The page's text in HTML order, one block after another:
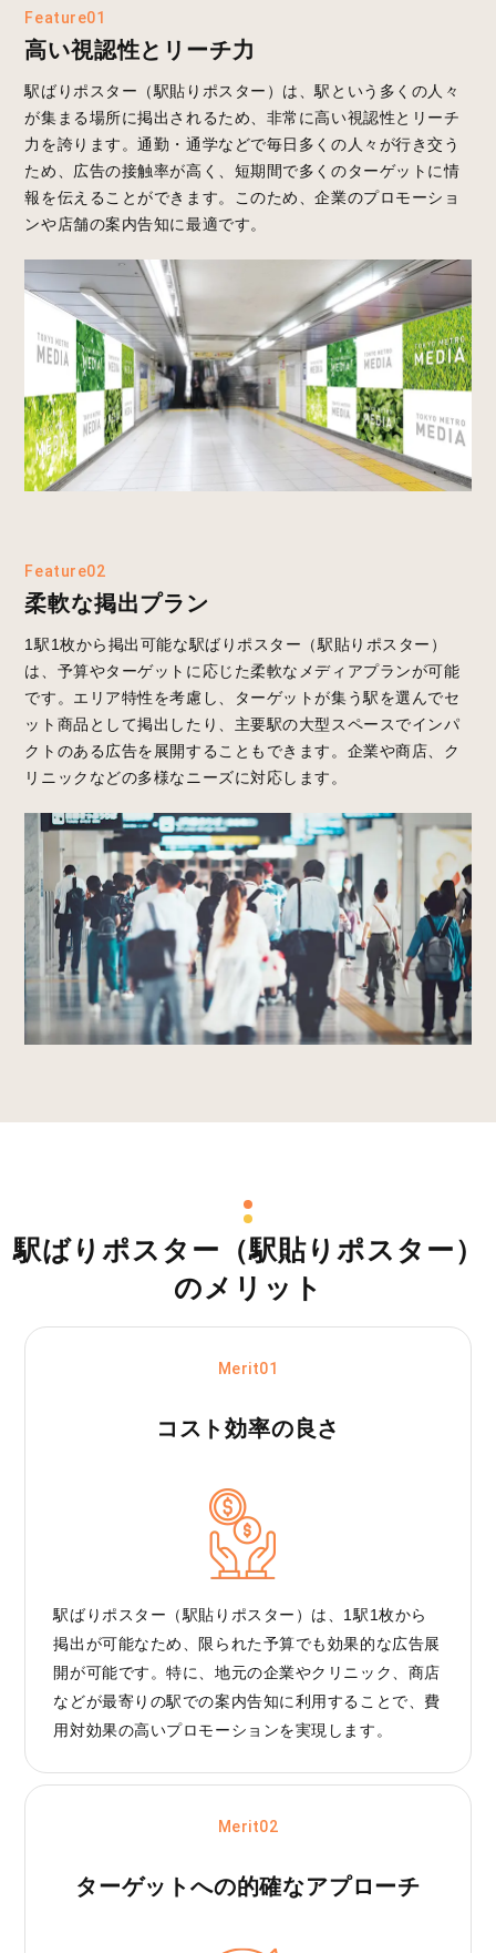
Feature01
高い視認性とリーチ力
駅ばりポスター（駅貼りポスター）は、駅という多くの人々
が集まる場所に掲出されるため、非常に高い視認性とリーチ
力を誇ります。通勤・通学などで毎日多くの人々が行き交う
ため、広告の接触率が高く、短期間で多くのターゲットに情
報を伝えることができます。このため、企業のプロモーショ
ンや店舗の案内告知に最適です。
Feature02
柔軟な掲出プラン
1駅1枚から掲出可能な駅ばりポスター（駅貼りポスター）
は、予算やターゲットに応じた柔軟なメディアプランが可能
です。エリア特性を考慮し、ターゲットが集う駅を選んでセ
ット商品として掲出したり、主要駅の大型スペースでインパ
クトのある広告を展開することもできます。企業や商店、ク
リニックなどの多様なニーズに対応します。
駅ばりポスター（駅貼りポスター）
のメリット
Merit01
コスト効率の良さ
駅ばりポスター（駅貼りポスター）は、1駅1枚から
掲出が可能なため、限られた予算でも効果的な広告展
開が可能です。特に、地元の企業やクリニック、商店
などが最寄りの駅での案内告知に利用することで、費
用対効果の高いプロモーションを実現します。
Merit02
ターゲットへの的確なアプローチ